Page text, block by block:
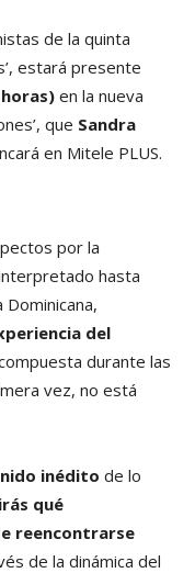
de la quinta
estará presente
en la nueva
que Sandra
en Mitele PLUS.
por la
hasta
del
durante las
vez, no está
inédito de lo
qué
reencontrarse
de la dinámica del